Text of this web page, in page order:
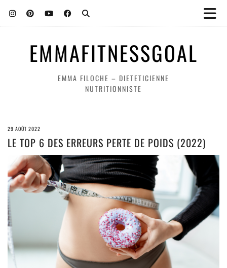
EMMAFITNESSGOAL
EMMA FILOCHE – DIETETICIENNE
NUTRITIONNISTE
29 AOÛT 2022
LE TOP 6 DES ERREURS PERTE DE POIDS (2022)